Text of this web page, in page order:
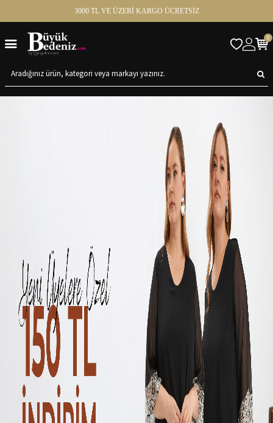
3000 TL VE ÜZERİ KARGO ÜCRETSİZ
0